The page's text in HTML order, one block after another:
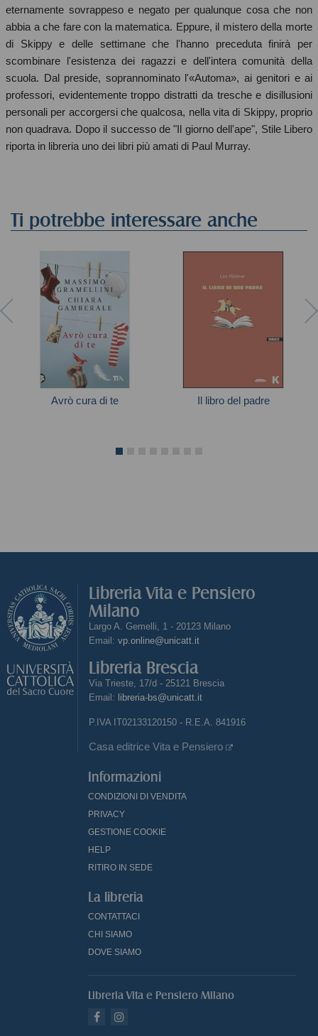
eternamente sovrappeso e negato per qualunque cosa che non
abbia a che fare con la matematica. Eppure, il mistero della morte
di Skippy e delle settimane che l'hanno preceduta finirà per
scombinare l'esistenza dei ragazzi e dell'intera comunità della
scuola. Dal preside, soprannominato l'«Automa», ai genitori e ai
professori, evidentemente troppo distratti da tresche e disillusioni
personali per accorgersi che qualcosa, nella vita di Skippy, proprio
non quadrava. Dopo il successo de "Il giorno dell'ape", Stile Libero
riporta in libreria uno dei libri più amati di Paul Murray.
Ti potrebbe interessare anche
Avrò cura di te Il libro del padre
Libreria Vita e Pensiero
Milano
Largo A. Gemelli, 1 - 20123 Milano
Email: vp.online@unicatt.it
Libreria Brescia
Via Trieste, 17/d - 25121 Brescia
Email: libreria-bs@unicatt.it
P.IVA IT02133120150 - R.E.A. 841916
Casa editrice Vita e Pensiero
Informazioni
CONDIZIONI DI VENDITA
PRIVACY
GESTIONE COOKIE
HELP
RITIRO IN SEDE
La libreria
CONTATTACI
CHI SIAMO
DOVE SIAMO
Libreria Vita e Pensiero Milano